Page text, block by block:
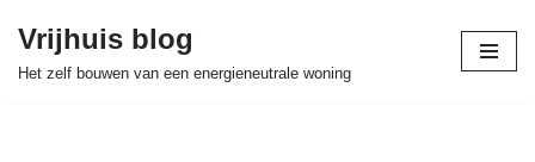
Skip
Vrijhuis blog
Het zelf bouwen van een energieneutrale woning